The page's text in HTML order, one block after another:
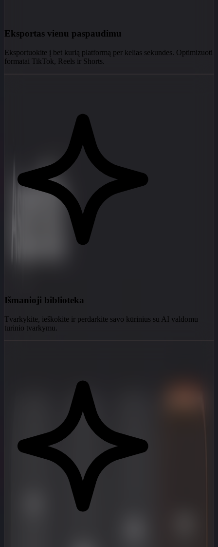
Eksportas vienu paspaudimu
Eksportuokite į bet kurią platformą per kelias sekundes. Optimizuoti
formatai TikTok, Reels ir Shorts.
Išmanioji biblioteka
Tvarkykite, ieškokite ir perdarkite savo kūrinius su AI valdomu
turinio tvarkymu.